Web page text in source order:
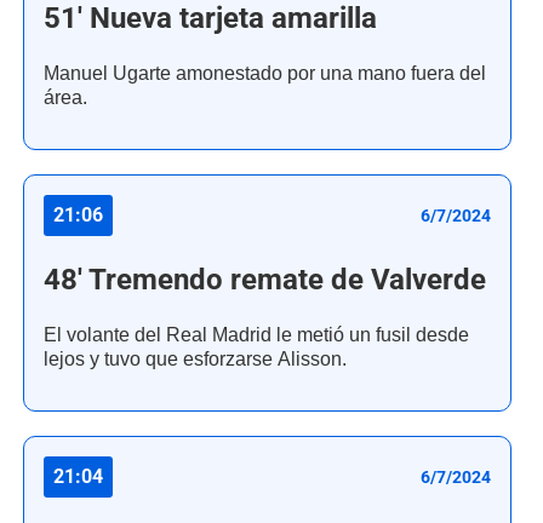
51' Nueva tarjeta amarilla
Manuel Ugarte amonestado por una mano fuera del
área.
21:06 6/7/2024
48' Tremendo remate de Valverde
El volante del Real Madrid le metió un fusil desde
lejos y tuvo que esforzarse Alisson.
21:04 6/7/2024